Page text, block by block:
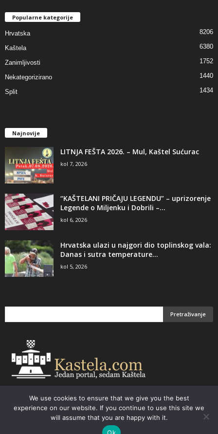
Popularne kategorije
Hrvatska 8206
Kaštela 6380
Zanimljivosti 1752
Nekategorizirano 1440
Split 1434
Najnovije
LITNJA FEŠTA 2026. – Mul, Kaštel Sućurac
kol 7, 2026
“KAŠTELANI PRIČAJU LEGENDU” – uprizorenje
Legende o Miljenku i Dobrili –...
kol 6, 2026
Hrvatska ulazi u najgori dio toplinskog vala:
Danas i sutra temperature...
kol 5, 2026
kastela@kastela.com Tel: +385 21 232-437 Izrada web stranica,
prodaja informatičke opreme. Vaš izbor –
Parchy Computers
We use cookies to ensure that we give you the best
experience on our website. If you continue to use this site we
will assume that you are happy with it.
Ok